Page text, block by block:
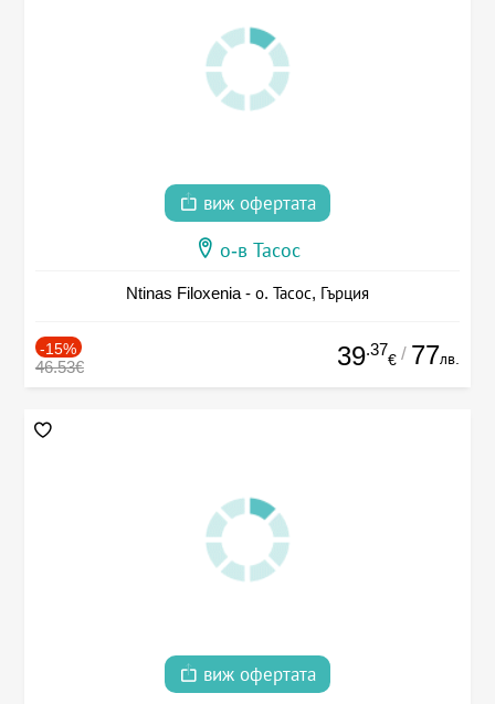
виж офертата
о-в Тасос
Ntinas Filoxenia - о. Тасос, Гърция
-15%
46.53€ 39.37
€ / 77лв.
виж офертата